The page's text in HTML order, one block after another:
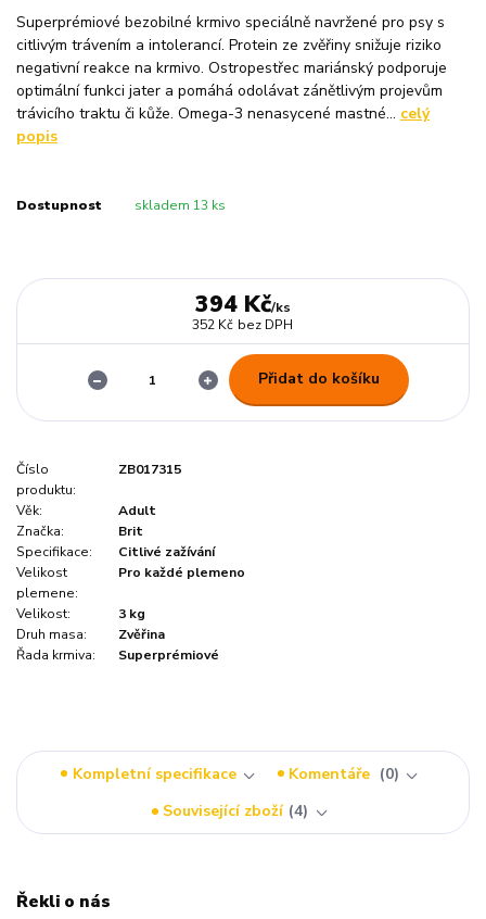
Superprémiové bezobilné krmivo speciálně navržené pro psy s
citlivým trávením a intolerancí. Protein ze zvěřiny snižuje riziko
negativní reakce na krmivo. Ostropestřec mariánský podporuje
optimální funkci jater a pomáhá odolávat zánětlivým projevům
trávicího traktu či kůže. Omega-3 nenasycené mastné... celý
popis
Dostupnost skladem 13 ks
394 Kč/ks
352 Kč bez DPH
Přidat do košíku
Číslo
produktu:
ZB017315
Věk:
Adult
Značka:
Brit
Specifikace:
Citlivé zažívání
Velikost
plemene:
Pro každé plemeno
Velikost:
3 kg
Druh masa:
Zvěřina
Řada krmiva:
Superprémiové
Kompletní specifikace Komentáře
0
Související zboží 4
Řekli o nás